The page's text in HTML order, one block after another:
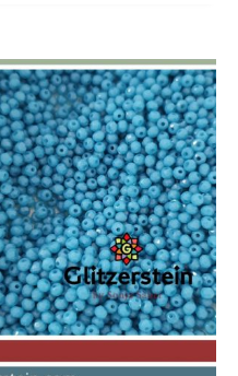
Dieses
Produkt
weist
mehrere
Varianten
auf.
Die
Optionen
können
auf
der
Preisspanne:
12,00 €
bis
13,00 €